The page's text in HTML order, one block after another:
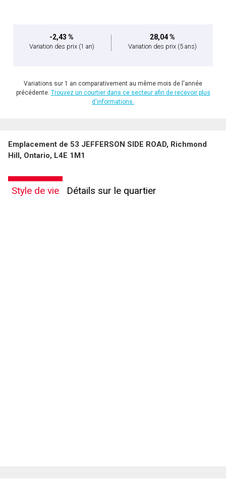
-2,43 %
Variation des prix (1 an)
28,04 %
Variation des prix (5 ans)
Variations sur 1 an comparativement au même mois de l'année
précédente. Trouvez un courtier dans ce secteur afin de recevoir plus
d'informations.
Emplacement de 53 JEFFERSON SIDE ROAD, Richmond
Hill, Ontario, L4E 1M1
Style de vie Détails sur le quartier